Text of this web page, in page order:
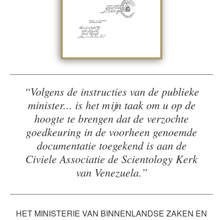
“Volgens de instructies van de publieke
minister... is het mijn taak om u op de
hoogte te brengen dat de verzochte
goedkeuring in de voorheen genoemde
documentatie toegekend is aan de
Civiele Associatie de Scientology Kerk
van Venezuela.”
HET MINISTERIE VAN BINNENLANDSE ZAKEN EN